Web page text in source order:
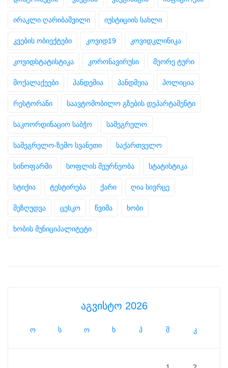
ირაკლი ღარიბაშვილი იუსტიციის სახლი
კვების ობიექტები კოვიდ19 კოვიდკლინიკა
კოვიდსტატისტიკა კორონავირუსი მეორე ტური
მოქალაქეები პანდემია პანდმეია პოლიცია
რესტორანი საავტომობილო გზების დეპარტამენტი
საკოორდინაციო საბჭო სამეგრელო
სამეგრელო-ზემო სვანეთი საქართველო
სინოფარმი სოფლის მეურნეობა სტატისტიკა
სტიქია ტესტირება ქარი ღია სივრცე
შეზღუდვა ცესკო წვიმა ხობი
ხობის მუნიციპალიტეტი
აგვისტო 2026
ო ს ო ხ პ შ კ